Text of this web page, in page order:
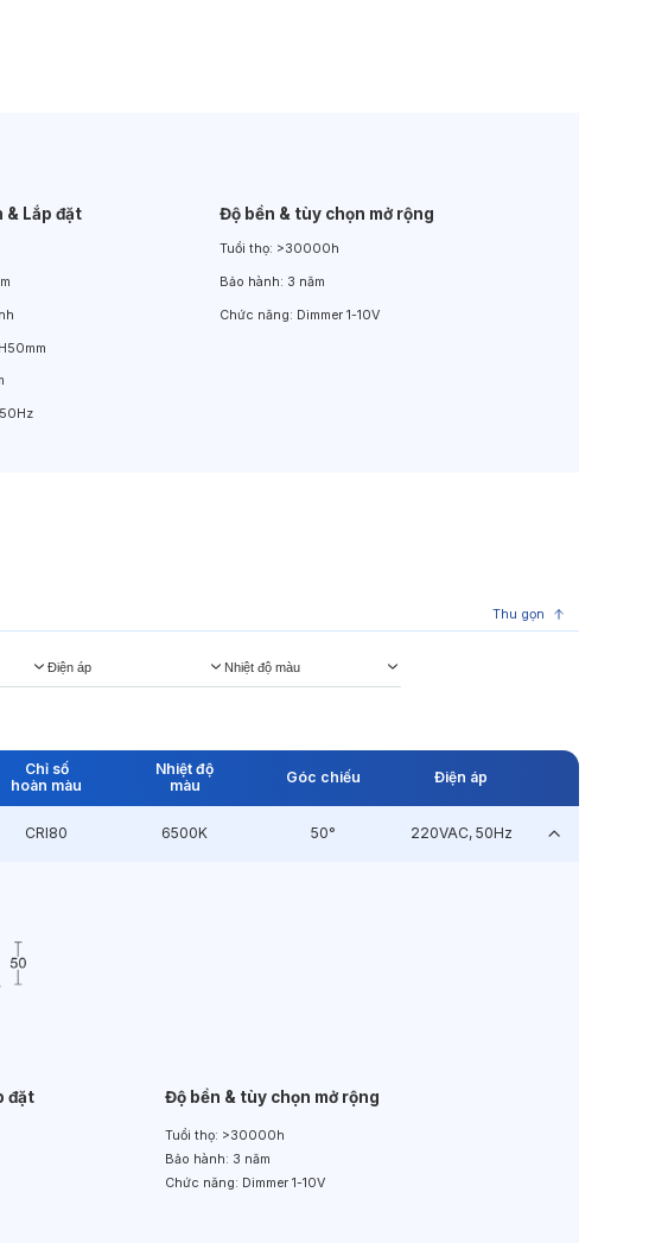
& Lắp đặt Độ bền & tùy chọn mở rộng
Tuổi thọ: >30000h
Bảo hành: 3 năm
Chức năng: Dimmer 1-10V
Thu gọn
Điện áp Nhiệt độ màu
Chỉ số
hoàn màu
Nhiệt độ
màu
Góc chiếu Điện áp
CRI80 6500K 50° 220VAC, 50Hz
đặt Độ bền & tùy chọn mở rộng
Tuổi thọ: >30000h
Bảo hành: 3 năm
Chức năng: Dimmer 1-10V